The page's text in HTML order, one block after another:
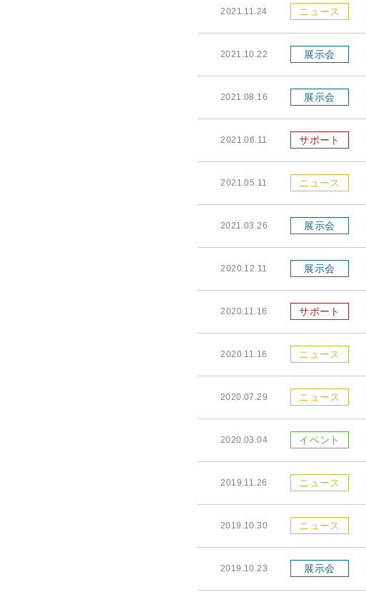
2021.11.24 ニュース
2021.10.22 展示会
2021.08.16 展示会
2021.06.11 サポート
2021.05.11 ニュース
2021.03.26 展示会
2020.12.11 展示会
2020.11.16 サポート
2020.11.16 ニュース
2020.07.29 ニュース
2020.03.04 イベント
2019.11.26 ニュース
2019.10.30 ニュース
2019.10.23 展示会